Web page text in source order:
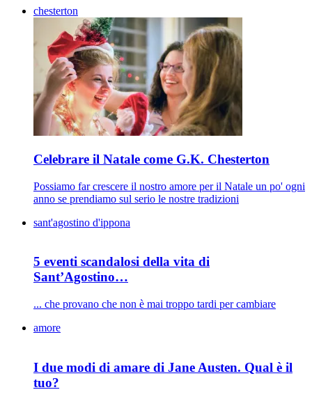
chesterton
Celebrare il Natale come G.K. Chesterton
Possiamo far crescere il nostro amore per il Natale un po' ogni
anno se prendiamo sul serio le nostre tradizioni
sant'agostino d'ippona
5 eventi scandalosi della vita di
Sant’Agostino…
... che provano che non è mai troppo tardi per cambiare
amore
I due modi di amare di Jane Austen. Qual è il
tuo?